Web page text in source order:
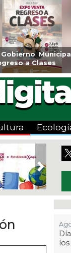
a Clases
Next